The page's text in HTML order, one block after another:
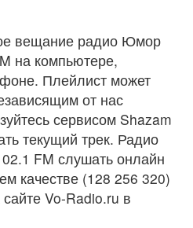
вещание радио Юмор
на компьютере,
Плейлист может
от нас
сервисом Shazam
текущий трек. Радио
FM слушать онлайн
качестве (128 256 320)
Vo-Radio.ru в